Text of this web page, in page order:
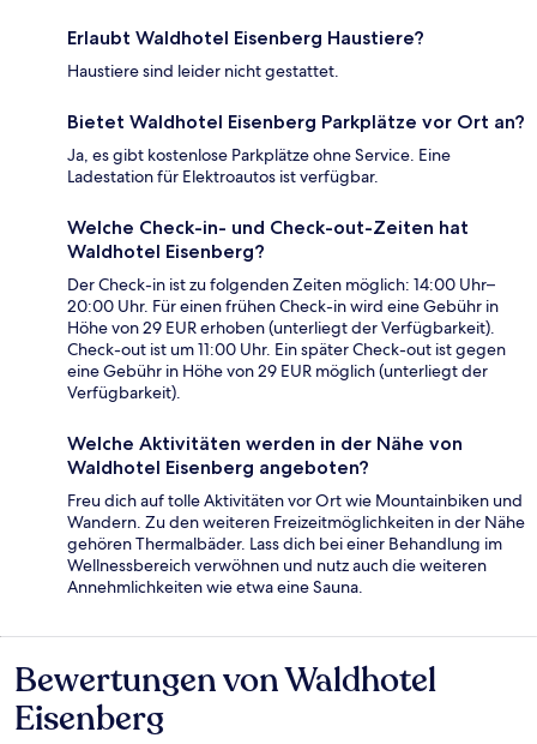
Erlaubt Waldhotel Eisenberg Haustiere?
Haustiere sind leider nicht gestattet.
Bietet Waldhotel Eisenberg Parkplätze vor Ort an?
Ja, es gibt kostenlose Parkplätze ohne Service. Eine
Ladestation für Elektroautos ist verfügbar.
Welche Check-in- und Check-out-Zeiten hat
Waldhotel Eisenberg?
Der Check-in ist zu folgenden Zeiten möglich: 14:00 Uhr–
20:00 Uhr. Für einen frühen Check-in wird eine Gebühr in
Höhe von 29 EUR erhoben (unterliegt der Verfügbarkeit).
Check-out ist um 11:00 Uhr. Ein später Check-out ist gegen
eine Gebühr in Höhe von 29 EUR möglich (unterliegt der
Verfügbarkeit).
Welche Aktivitäten werden in der Nähe von
Waldhotel Eisenberg angeboten?
Freu dich auf tolle Aktivitäten vor Ort wie Mountainbiken und
Wandern. Zu den weiteren Freizeitmöglichkeiten in der Nähe
gehören Thermalbäder. Lass dich bei einer Behandlung im
Wellnessbereich verwöhnen und nutz auch die weiteren
Annehmlichkeiten wie etwa eine Sauna.
Bewertungen
Bewertungen von Waldhotel
Eisenberg